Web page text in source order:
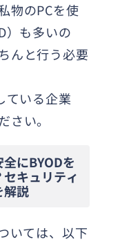
物のPCを使
）も多いの
んと行う必要
ている企業
さい。
にBYODを
キュリティ
解説
いては、以下